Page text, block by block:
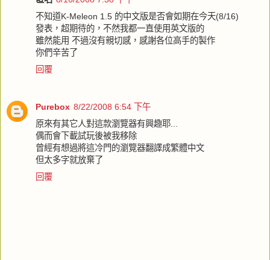
不知道K-Meleon 1.5 的中文版是否會如期在今天(8/16)
發表，超期待的，不然我都一直使用英文版的
雖然能用 不過沒有親切感，感謝各位高手的製作
你們辛苦了
回覆
Purebox 8/22/2008 6:54 下午
原來有其它人對這款瀏覽器有興趣耶...
偶而會下載試玩後被我移除
曾經有想過將這冷門的瀏覽器翻譯成繁體中文
但太多字就放棄了
回覆